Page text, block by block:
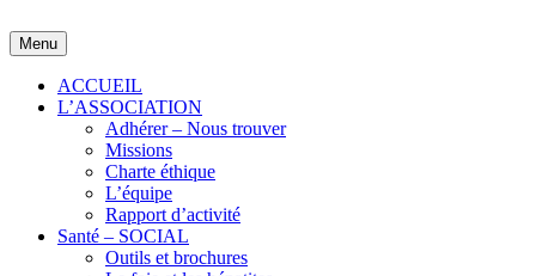
to
content
Menu
ACCUEIL
L’ASSOCIATION
Adhérer – Nous trouver
Missions
Charte éthique
L’équipe
Rapport d’activité
Santé – SOCIAL
Outils et brochures